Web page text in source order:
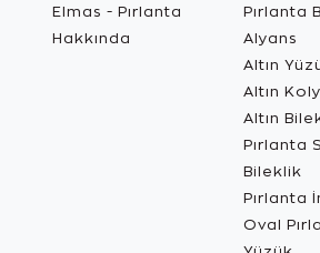
Elmas - Pırlanta
Hakkında
Pırlanta
Alyans
Altın
Altın
Altın
Pırlanta
Bileklik
Pırlanta
Oval